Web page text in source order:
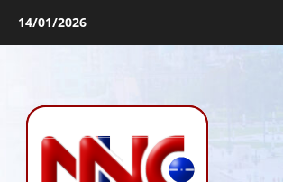
14/01/2026